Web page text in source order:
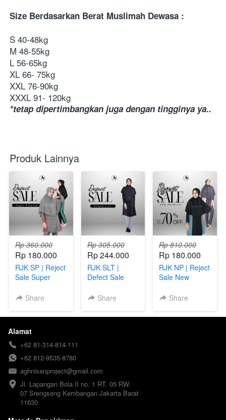
Size Berdasarkan Berat Muslimah Dewasa :
S 40-48kg
M 48-55kg
L 56-65kg
XL 66- 75kg
XXL 76-90kg
XXXL 91- 120kg
Produk Lainnya
Rp 360.000
Rp 180.000
RJK SP | Reject
Sale Super
Share
Rp 305.000
Rp 244.000
RJK SLT |
Defect Sale
Share
Rp 810.000
Rp 180.000
RJK NP | Reject
Sale New
Share
Alamat
+62 81-314-814-111
+62 812-9535-8780
aghnisanproject@gmail.com
Jl. Lapangan Bola II no. 1 RT. 05 RW.
07 Srengseng Kembangan Jakarta Barat
11630